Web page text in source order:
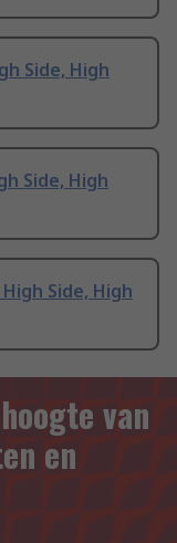
Side, High
Side, High
Side, High
van
en